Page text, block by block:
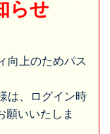
らせ
向上のためパス
は、ログイン時
願いいたしま